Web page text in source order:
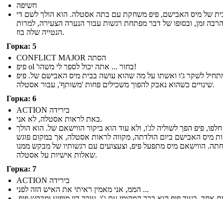
חשיפה
של מיס האבישם, פיפ משחקת עם בתה אסטלה. הוא הולך לשם די
הרבה זמן, ובסופו של דבר מפתחת רגשות עבור הנערה הצעירה, למרות
הנטייה שלה בוז.
Горка: 5
CONFLICT MAJOR הסתה
פיפ ol 'בחור ... אתה יכול לספר לי משהו!
לשקר ג'ו ואשתו על מה שהוא עושה בבית מיס האבישם של. פיפ
שינויים כשהוא נאבק להפוך משכילים פחות 'משותף', עבור אסטלה.
Горка: 6
ACTION בירידה
באת לראות אסטלה, לא אני.
פיפ הפך לשוליה לג'ו, ולא עוד הוא ביקור הווישאם של. הוא הולך
מיס האבישם ביום הולדתה, מקווה לראות אסטלה, אך במקום פוגש
הווישאם מיס מתפעל פיפ, וצעצועים עם רגשותיו של מבקש ממנו
שאלות אישיות על אסטלה.
Горка: 7
ACTION בירידה
הממ, אני מאמין ראיתי את האיש הזה לפני ...